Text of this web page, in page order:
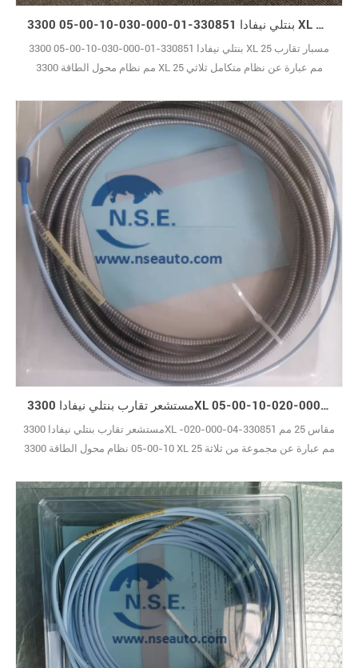
بنتلي نيفادا 330851-01-000-030-10-00-05 3300 XL مسبار تقارب 25 مم
بنتلي نيفادا 330851-01-000-030-10-00-05 3300 XL مسبار تقارب 25
مم نظام محول الطاقة 3300 XL 25 مم عبارة عن نظام متكامل ثلاثي
مشاكل التوافق التي قد تصاحب أنظمة الاستشعار غير المتوافقة. يتميز هذا
النظام بحساسية خرج تبلغ 0.7810
مستشعر تقارب بنتلي نيفادا 3300XL مقاس 25 مم 330851-04-000-020-10-00-05
مستشعر تقارب بنتلي نيفادا 3300XL مقاس 25 مم 330851-04-000-020-
10-00-05 نظام محول الطاقة 3300 XL 25 مم عبارة عن مجموعة من ثلاثة
متوافق، ومستشعر تقارب 3300 XL 25 مم. صُمم كل مكون ليتكامل
بسلاسة، لذا لا داعي للقلق بشأن مشاكل التوافق التي قد تؤثر على
قراءاتك. بفضل حساسية خرج تبلغ 0.787 فولت/م10